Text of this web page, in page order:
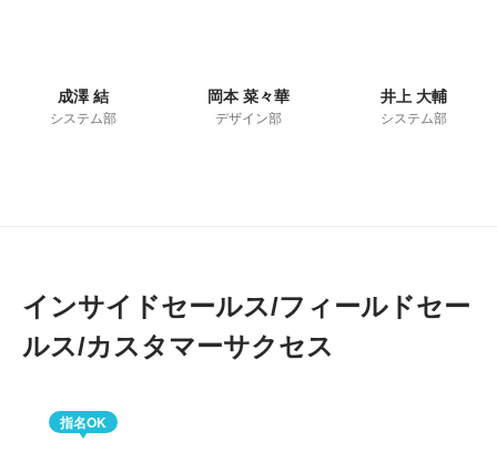
成澤 結
システム部
岡本 菜々華
デザイン部
井上 大輔
システム部
インサイドセールス/フィールドセー
ルス/カスタマーサクセス
指名OK